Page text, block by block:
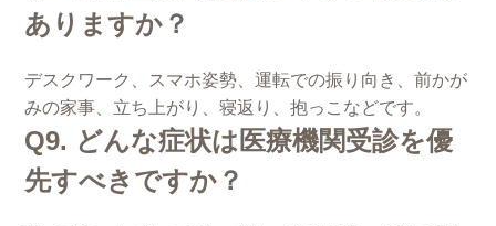
ありますか？
デスクワーク、スマホ姿勢、運転での振り向き、前かが
みの家事、立ち上がり、寝返り、抱っこなどです。
Q9. どんな症状は医療機関受診を優
先すべきですか？